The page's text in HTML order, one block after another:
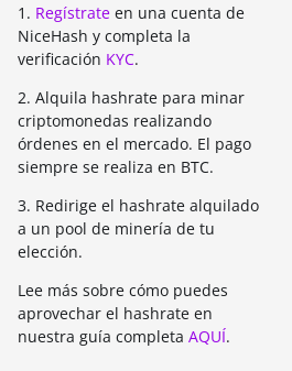
1. Regístrate en una cuenta de
NiceHash y completa la
verificación KYC.
2. Alquila hashrate para minar
criptomonedas realizando
órdenes en el mercado. El pago
siempre se realiza en BTC.
3. Redirige el hashrate alquilado
a un pool de minería de tu
elección.
Lee más sobre cómo puedes
aprovechar el hashrate en
nuestra guía completa AQUÍ.